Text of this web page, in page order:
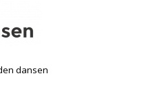
dansen